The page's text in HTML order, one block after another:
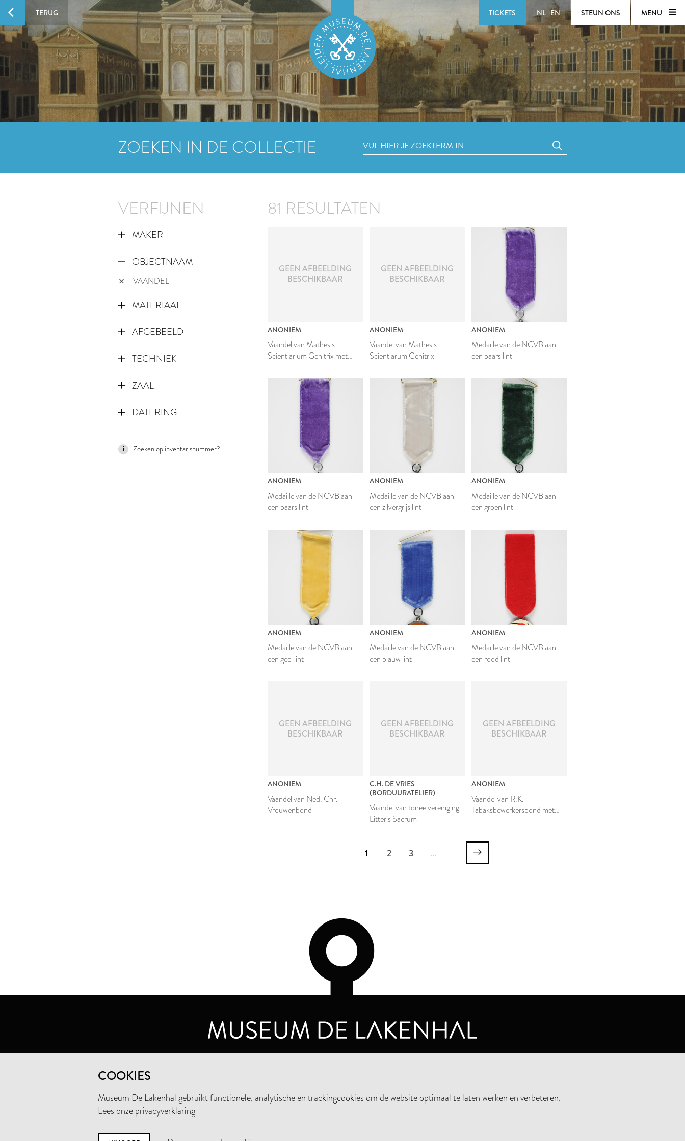
TERUG TICKETS NL| EN STEUN ONS MENU
ZOEKEN IN DE COLLECTIE
VERFIJNEN
MAKER
OBJECTNAAM
VAANDEL
MATERIAAL
AFGEBEELD
TECHNIEK
ZAAL
DATERING
Zoeken op inventarisnummer?
81 RESULTATEN
GEEN AFBEELDING
BESCHIKBAAR
ANONIEM
Vaandel van Mathesis
Scientiarium Genitrix met
GEEN AFBEELDING
BESCHIKBAAR
ANONIEM
Vaandel van Mathesis
Scientiarum Genitrix
ANONIEM
Medaille van de NCVB aan
een paars lint
ANONIEM
Medaille van de NCVB aan
een paars lint
ANONIEM
Medaille van de NCVB aan
een zilvergrijs lint
ANONIEM
Medaille van de NCVB aan
een groen lint
ANONIEM
Medaille van de NCVB aan
een geel lint
ANONIEM
Medaille van de NCVB aan
een blauw lint
ANONIEM
Medaille van de NCVB aan
een rood lint
GEEN AFBEELDING
BESCHIKBAAR
ANONIEM
Vaandel van Ned. Chr.
Vrouwenbond
GEEN AFBEELDING
BESCHIKBAAR
C.H. DE VRIES
(BORDUURATELIER)
Vaandel van toneelvereniging
Litteris Sacrum
GEEN AFBEELDING
BESCHIKBAAR
ANONIEM
Vaandel van R.K.
Tabaksbewerkersbond met
1 2 3 ...
COOKIES
Museum De Lakenhal gebruikt functionele, analytische en trackingcookies om de website optimaal te laten werken en verbeteren.
Lees onze privacyverklaring
MUSEUM DE LAKENHAL
OUDE SINGEL 32
+31 (0)71 5165360